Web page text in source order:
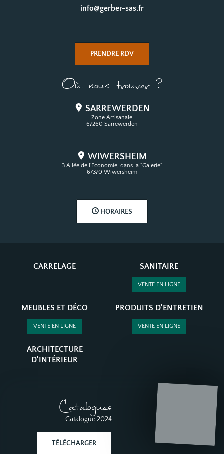
info@gerber-sas.fr
PRENDRE RDV
Où nous trouver ?
SARREWERDEN
Zone Artisanale
67260 Sarrewerden
WIWERSHEIM
3 Allée de l'Economie, dans la "Galerie"
67370 Wiwersheim
HORAIRES
CARRELAGE SANITAIRE
VENTE EN LIGNE
MEUBLES ET DÉCO
VENTE EN LIGNE
PRODUITS D'ENTRETIEN
VENTE EN LIGNE
ARCHITECTURE
D'INTÉRIEUR
Catalogues
Catalogue 2024
TÉLÉCHARGER